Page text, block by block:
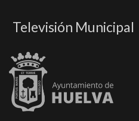
Televisión Municipal